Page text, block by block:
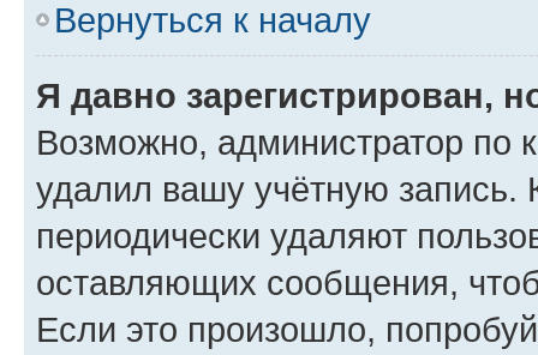
Вернуться к началу
Я давно зарегистрирован,
Возможно, администратор по
удалил вашу учётную запись.
периодически удаляют
оставляющих сообщения,
Если это произошло,